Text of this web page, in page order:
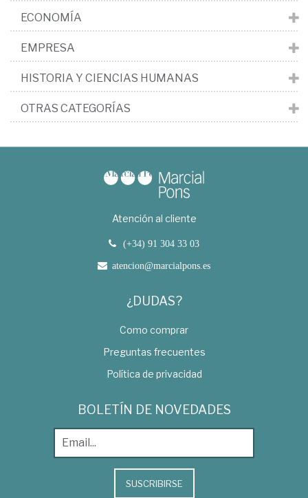
ECONOMÍA
EMPRESA
HISTORIA Y CIENCIAS HUMANAS
OTRAS CATEGORÍAS
Atención al cliente
(+34) 91 304 33 03
atencion@marcialpons.es
¿DUDAS?
Como comprar
Preguntas frecuentes
Política de privacidad
BOLETÍN DE NOVEDADES
SUSCRIBIRSE